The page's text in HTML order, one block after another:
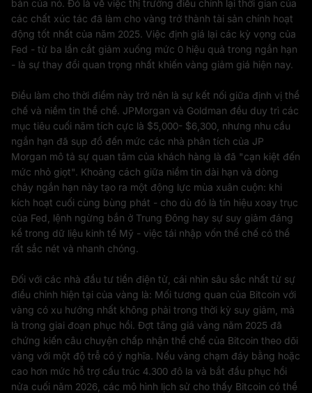
bản của nó. Đó là về việc thị trường điều chỉnh lại thời gian của
các chất xúc tác đã làm cho vàng trở thành tài sản chính hoạt
động tốt nhất của năm 2025. Việc định giá lại các kỳ vọng của
Fed - từ ba lần cắt giảm xuống mức 0 hiệu quả trong ngắn hạn
- là sự thay đổi quan trọng nhất khiến vàng giảm giá hiện nay.
Điều làm cho thời điểm này trở nên là sự kết nối giữa định vị thể
chế và niềm tin thể chế. JPMorgan và Goldman đều duy trì các
mục tiêu cuối năm tích cực là $5,000- $6,300, nhưng nhu cầu
ngắn hạn đã sụp đổ đến mức các nhà phân tích của JP
Morgan mô tả sự quan tâm của khách hàng là đã "cạn kiệt đến
mức nhỏ giọt". Khoảng cách giữa niềm tin dài hạn và dòng
chảy ngắn hạn này tạo ra một động lực mùa xuân cuộn: khi
kích hoạt cuối cùng bùng phát - cho dù đó là tín hiệu xoay trục
của Fed, lệnh ngừng bắn ở Trung Đông hay sự suy giảm đáng
kể trong dữ liệu kinh tế Mỹ - việc tái nhập vốn thể chế có thể
rất sắc nét và nhanh chóng.
Đối với các nhà đầu tư tiền điện tử, cái nhìn sâu sắc nhất từ sự
điều chỉnh hiện tại của vàng là: Mối tương quan của Bitcoin với
vàng có xu hướng nhất không phải trong thời kỳ suy giảm, mà
là trong giai đoạn phục hồi. Đợt tăng giá vàng năm 2025 đã
chứng kiến câu chuyện chấp nhận thể chế của Bitcoin theo dõi
vàng với một độ trễ có ý nghĩa. Nếu vàng chạm đáy bằng hoặc
cao hơn mức hỗ trợ cấu trúc 4.300 đô la và bắt đầu phục hồi
nửa cuối năm 2026, các mô hình lịch sử cho thấy Bitcoin có thể